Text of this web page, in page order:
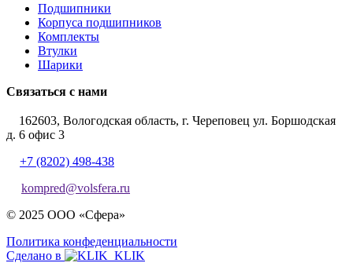
Подшипники
Корпуса подшипников
Комплекты
Втулки
Шарики
Связаться с нами
162603, Вологодская область, г. Череповец ул. Боршодская
д. 6 офис 3
+7 (8202) 498-438
kompred@volsfera.ru
© 2025 ООО «Сфера»
Политика конфеденциальности
Сделано в